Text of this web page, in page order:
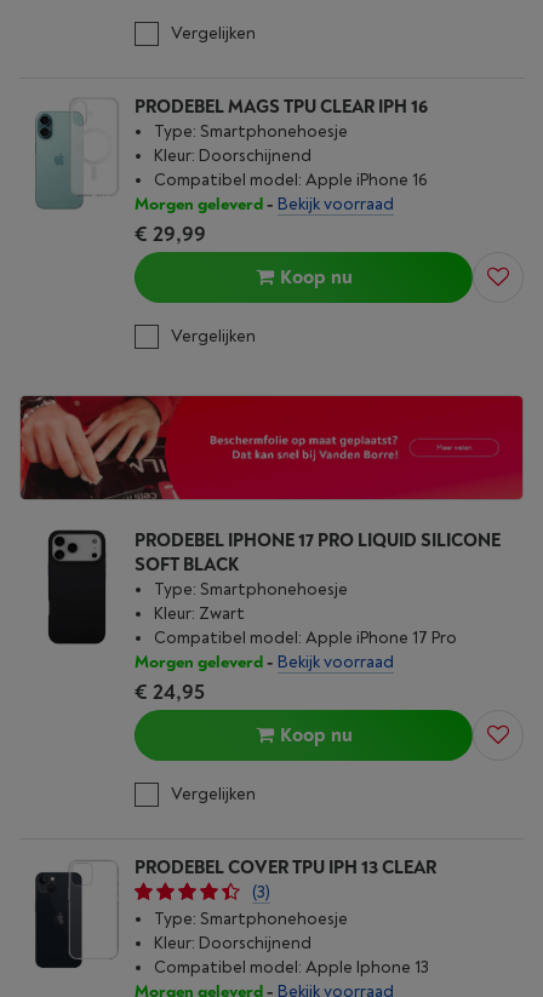
Vergelijken
PRODEBEL MAGS TPU CLEAR IPH 16
Type: Smartphonehoesje
Kleur: Doorschijnend
Compatibel model: Apple iPhone 16
Morgen geleverd- Bekijk voorraad
€ 29,99
Koop nu
Vergelijken
PRODEBEL IPHONE 17 PRO LIQUID SILICONE
SOFT BLACK
Type: Smartphonehoesje
Kleur: Zwart
Compatibel model: Apple iPhone 17 Pro
Morgen geleverd- Bekijk voorraad
€ 24,95
Koop nu
Vergelijken
PRODEBEL COVER TPU IPH 13 CLEAR
(3)
Type: Smartphonehoesje
Kleur: Doorschijnend
Compatibel model: Apple Iphone 13
Morgen geleverd- Bekijk voorraad